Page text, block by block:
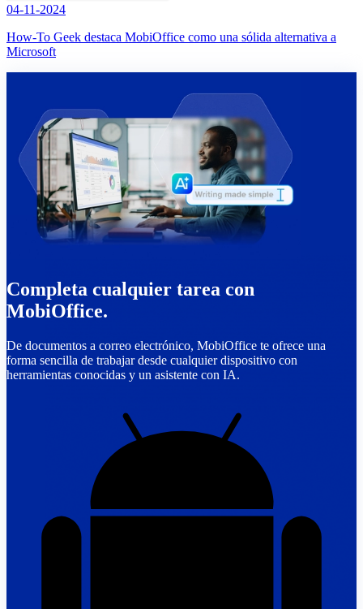
04-11-2024
How-To Geek destaca MobiOffice como una sólida alternativa a
Microsoft
Completa cualquier tarea con
MobiOffice.
De documentos a correo electrónico, MobiOffice te ofrece una
forma sencilla de trabajar desde cualquier dispositivo con
herramientas conocidas y un asistente con IA.